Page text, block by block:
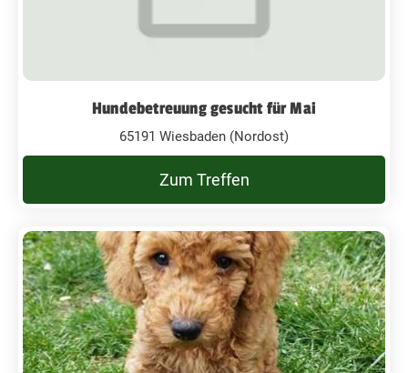
Hundebetreuung gesucht für Mai
65191 Wiesbaden (Nordost)
Zum Treffen